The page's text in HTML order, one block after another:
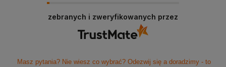
zebranych i zweryfikowanych przez
Masz pytania? Nie wiesz co wybrać? Odezwij się a doradzimy - to